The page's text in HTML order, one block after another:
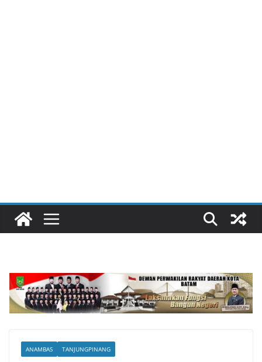
ANAMBAS TANJUNGPINANG